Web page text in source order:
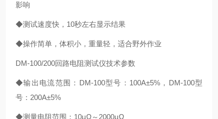
影响
◆测试速度快， 10秒左右显示结果
◆操作简单，体积小，重量轻，适合野外作业
DM-100/200回路电阻测试仪技术参数
◆输出电流范围： DM-100型号： 100A±5% ， DM-100型
号： 200A±5%
◆测量电阻范围： 10μΩ～ 2000μΩ